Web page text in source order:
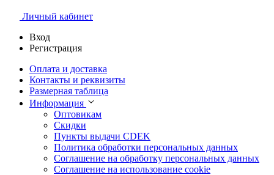
Личный кабинет
Вход
Регистрация
Оплата и доставка
Контакты и реквизиты
Размерная таблица
Информация
Оптовикам
Скидки
Пункты выдачи CDEK
Политика обработки персональных данных
Соглашение на обработку персональных данных
Соглашение на использование cookie